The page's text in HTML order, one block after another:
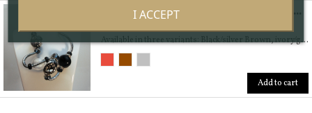
Available in three variants: Black/silver Brown, ivory/gold, Shades of red and ivory/gold Weight 140 gr.
Add to cart
I ACCEPT